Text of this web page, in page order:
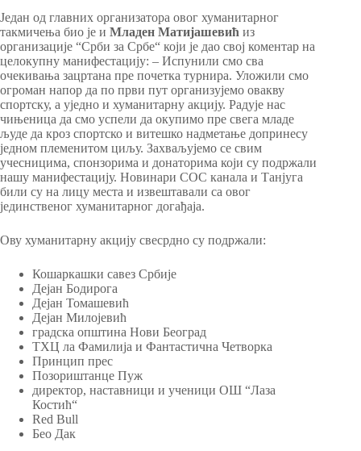
Један од главних организатора овог хуманитарног
такмичења био је и Младен Матијашевић из
организације “Срби за Србе“ који је дао свој коментар на
целокупну манифестацију: – Испунили смо сва
очекивања зацртана пре почетка турнира. Уложили смо
огроман напор да по први пут организујемо овакву
спортску, а уједно и хуманитарну акцију. Радује нас
чињеница да смо успели да окупимо пре свега младе
људе да кроз спортско и витешко надметање допринесу
једном племенитом циљу. Захваљујемо се свим
учесницима, спонзорима и донаторима који су подржали
нашу манифестацију. Новинари СОС канала и Танјуга
били су на лицу места и извештавали са овог
јединственог хуманитарног догађаја.
Ову хуманитарну акцију свесрдно су подржали:
Кошаркашки савез Србије
Дејан Бодирога
Дејан Томашевић
Дејан Милојевић
градска општина Нови Београд
ТХЦ ла Фамилија и Фантастична Четворка
Принцип прес
Позориштанце Пуж
директор, наставници и ученици ОШ “Лаза
Костић“
Red Bull
Бео Дак